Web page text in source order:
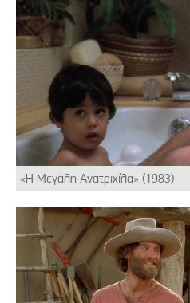
«Η Μεγάλη Ανατριχίλα» (1983)